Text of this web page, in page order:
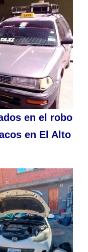
en el robo
en El Alto